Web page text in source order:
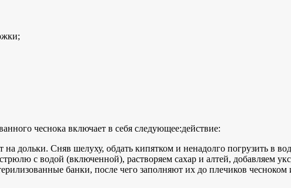
чеснока включает в себя следующее:действие:
дольки. Сняв шелуху, обдать кипятком и ненадолго погрузить в
с водой (включенной), растворяем сахар и алтей, добавляем
банки, после чего заполняют их до плечиков